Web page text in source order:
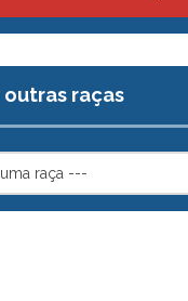
outras raças
raça ---